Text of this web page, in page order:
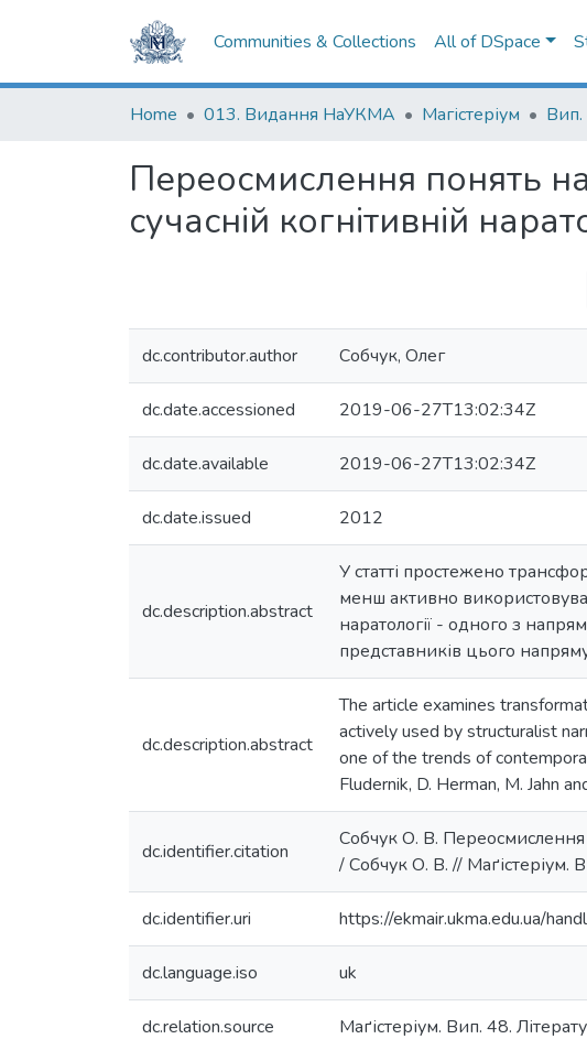
Communities & Collections All of DSpace
Home 013. Видання НаУКМА Магістеріум
Переосмислення понять
сучасній когнітивній
dc.contributor.author Собчук, Олег
dc.date.accessioned 2019-06-27T13:02:34Z
dc.date.available 2019-06-27T13:02:34Z
dc.date.issued 2012
dc.description.abstract
У статті простежено
менш активно
наратології - одного з
представників цього
dc.description.abstract
The article examines
actively used by structuralist
one of the trends of
Fludernik, D. Herman, M. Jahn
dc.identifier.citation
Собчук О. В. Переосмислення
/ Собчук О. В. // Маґістеріум.
dc.identifier.uri https://ekmair.ukma.edu.ua/
dc.language.iso uk
dc.relation.source Маґістеріум. Вип. 48.